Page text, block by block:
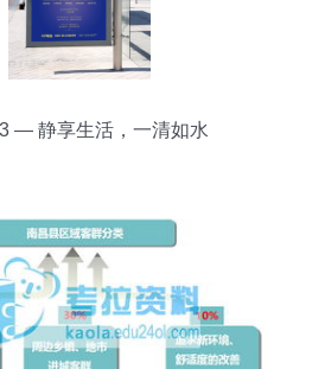
— 静享生活，一清如水